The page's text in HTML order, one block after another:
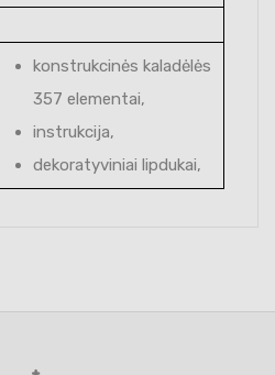
konstrukcinės kaladėlės
357 elementai,
instrukcija,
dekoratyviniai lipdukai,